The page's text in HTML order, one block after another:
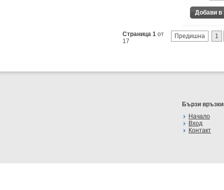
Предишна 1
Страница 1 от
17
Бързи връзки
Начало
Вход
Контакт